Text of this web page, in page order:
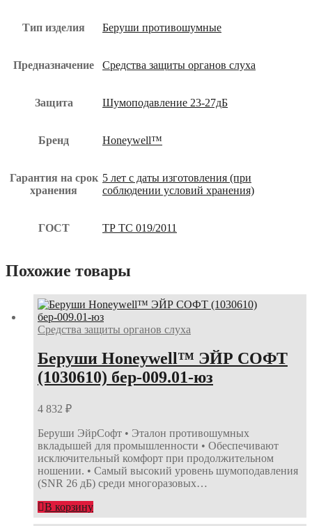
Тип изделия Беруши противошумные
Предназначение Средства защиты органов слуха
Защита Шумоподавление 23-27дБ
Бренд Honeywell™
Гарантия на срок
хранения
5 лет с даты изготовления (при
соблюдении условий хранения)
ГОСТ ТР ТС 019/2011
Похожие товары
Средства защиты органов слуха
Беруши Honeywell™ ЭЙР СОФТ
(1030610) бер-009.01-юз
4 832 ₽
Беруши ЭйрСофт • Эталон противошумных
вкладышей для промышленности • Обеспечивают
исключительный комфорт при продолжительном
ношении. • Самый высокий уровень шумоподавления
(SNR 26 дБ) среди многоразовых…
В корзину